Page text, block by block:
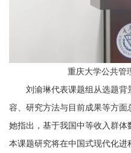
重庆大学公共管
刘渝琳代表课题组从选题背
容、研究方法与目前成果等方面
她指出，基于我国中等收入群体
本课题研究将在中国式现代化进